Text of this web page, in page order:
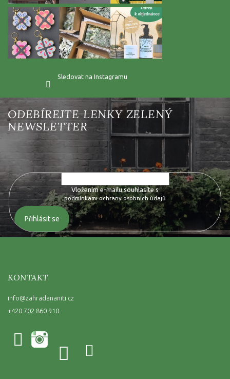
Sledovat na Instagramu
Vložte svůj e-mail a my vám budeme zasílat informace o nových
produktech na našem e-shopu.
Vložením e-mailu souhlasíte s
podmínkami ochrany osobních údajů
Přihlásit se
KONTAKT
info@zahradananiti.cz
+420 702 860 910